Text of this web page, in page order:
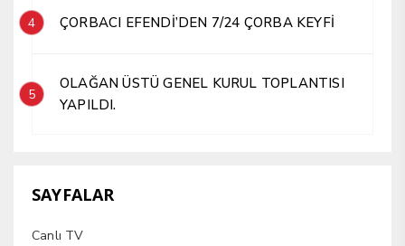
4 ÇORBACI EFENDİ’DEN 7/24 ÇORBA KEYFİ
5
OLAĞAN ÜSTÜ GENEL KURUL TOPLANTISI
YAPILDI.
SAYFALAR
Canlı TV